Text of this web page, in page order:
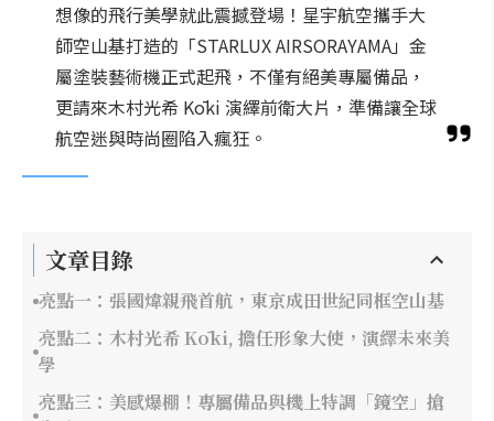
想像的飛行美學就此震撼登場！星宇航空攜手大
師空山基打造的「STARLUX AIRSORAYAMA」金
屬塗裝藝術機正式起飛，不僅有絕美專屬備品，
更請來木村光希 Kōki 演繹前衛大片，準備讓全球
航空迷與時尚圈陷入瘋狂。
文章目錄
亮點一：張國煒親飛首航，東京成田世紀同框空山基
亮點二：木村光希 Kōki, 擔任形象大使，演繹未來美
學
亮點三：美感爆棚！專屬備品與機上特調「鏡空」搶